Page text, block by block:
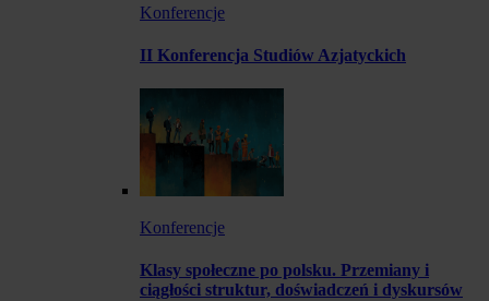
Konferencje
II Konferencja Studiów Azjatyckich
Konferencje
Klasy społeczne po polsku. Przemiany i
ciągłości struktur, doświadczeń i dyskursów